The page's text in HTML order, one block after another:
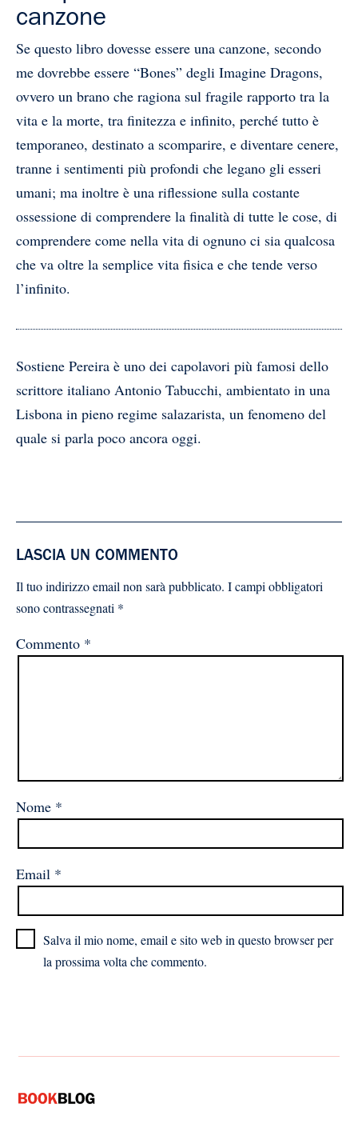
canzone
Se questo libro dovesse essere una canzone, secondo
me dovrebbe essere “Bones” degli Imagine Dragons,
ovvero un brano che ragiona sul fragile rapporto tra la
vita e la morte, tra finitezza e infinito, perché tutto è
temporaneo, destinato a scomparire, e diventare cenere,
tranne i sentimenti più profondi che legano gli esseri
umani; ma inoltre è una riflessione sulla costante
ossessione di comprendere la finalità di tutte le cose, di
comprendere come nella vita di ognuno ci sia qualcosa
che va oltre la semplice vita fisica e che tende verso
l’infinito.
Sostiene Pereira è uno dei capolavori più famosi dello
scrittore italiano Antonio Tabucchi, ambientato in una
Lisbona in pieno regime salazarista, un fenomeno del
quale si parla poco ancora oggi.
LASCIA UN COMMENTO
Il tuo indirizzo email non sarà pubblicato. I campi obbligatori
sono contrassegnati *
Commento *
Nome *
Email *
Salva il mio nome, email e sito web in questo browser per
la prossima volta che commento.